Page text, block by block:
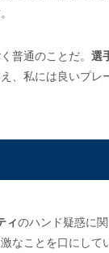
普通のことだ。 選
、私には良いプレ
ィのハンド疑惑に
なことを口にして